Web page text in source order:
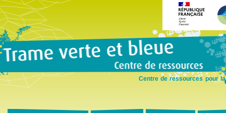
Centre de ressources pour